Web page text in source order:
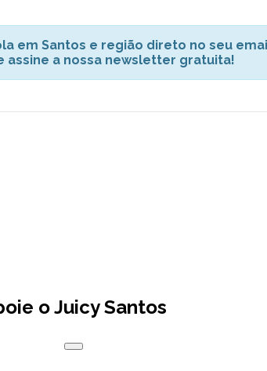
em Santos e região direto no seu
assine a nossa newsletter gratuita!
o Juicy Santos